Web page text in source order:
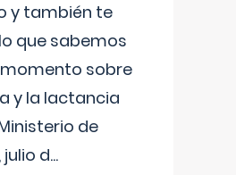
y también te
que sabemos
sobre
y la lactancia
de
julio d...